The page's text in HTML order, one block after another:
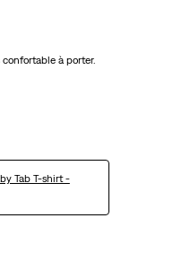
à porter.
Tab T-shirt -